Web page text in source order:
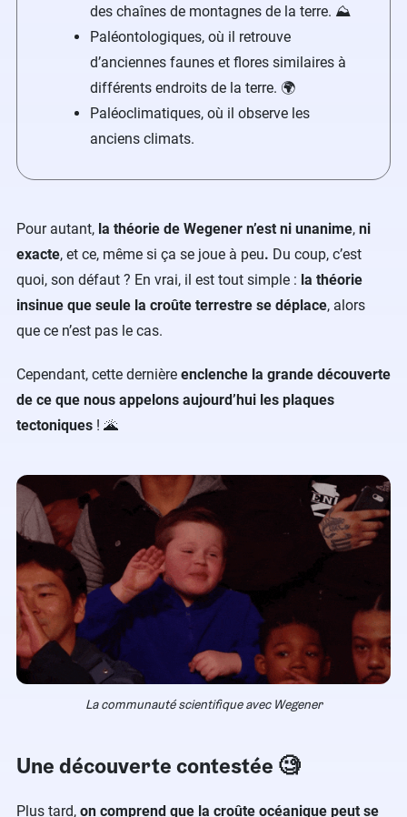
des chaînes de montagnes de la terre. ⛰️
Paléontologiques, où il retrouve
d’anciennes faunes et flores similaires à
différents endroits de la terre. 🌍
Paléoclimatiques, où il observe les
anciens climats.
Pour autant, la théorie de Wegener n’est ni unanime, ni
exacte, et ce, même si ça se joue à peu. Du coup, c’est
quoi, son défaut ? En vrai, il est tout simple : la théorie
insinue que seule la croûte terrestre se déplace, alors
que ce n’est pas le cas.
Cependant, cette dernière enclenche la grande découverte
de ce que nous appelons aujourd’hui les plaques
tectoniques ! 🌋
La communauté scientifique avec Wegener
Une découverte contestée 🧐
Plus tard, on comprend que la croûte océanique peut se